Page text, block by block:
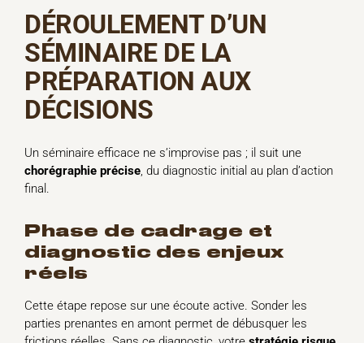
DÉROULEMENT D’UN
SÉMINAIRE DE LA
PRÉPARATION AUX
DÉCISIONS
Un séminaire efficace ne s’improvise pas ; il suit une
chorégraphie précise, du diagnostic initial au plan d’action
final.
phase de cadrage et
diagnostic des enjeux
réels
Cette étape repose sur une écoute active. Sonder les
parties prenantes en amont permet de débusquer les